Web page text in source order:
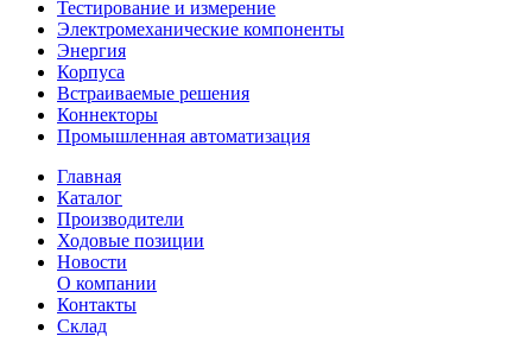
Тестирование и измерение
Электромеханические компоненты
Энергия
Корпуса
Встраиваемые решения
Коннекторы
Промышленная автоматизация
Главная
Каталог
Производители
Ходовые позиции
Новости
О компании
Контакты
Склад